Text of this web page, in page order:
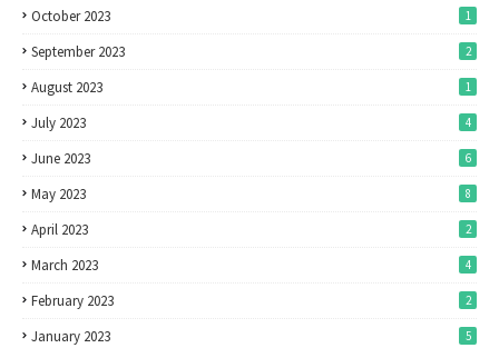
October 2023 1
September 2023 2
August 2023 1
July 2023 4
June 2023 6
May 2023 8
April 2023 2
March 2023 4
February 2023 2
January 2023 5